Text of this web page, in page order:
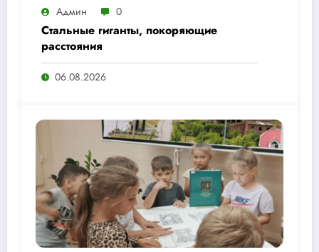
Админ 0
Стальные гиганты, покоряющие
расстояния
06.08.2026